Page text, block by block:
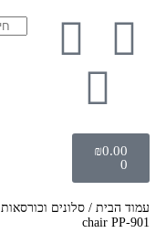
₪0.00
עמוד הבית/ סלונים וכורסאות/
chair PP-901